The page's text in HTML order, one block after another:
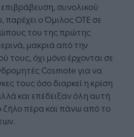
συνολικού
παρέχει ο Όμιλος ΟΤΕ σε
του της πρώτης
μακριά από την
τους, όχι μόνο έρχονται σε
Cosmote για να
τους όσο διαρκεί η κρίση
και επέδειξαν όλη αυτή
ζήλο πέρα και πάνω από το